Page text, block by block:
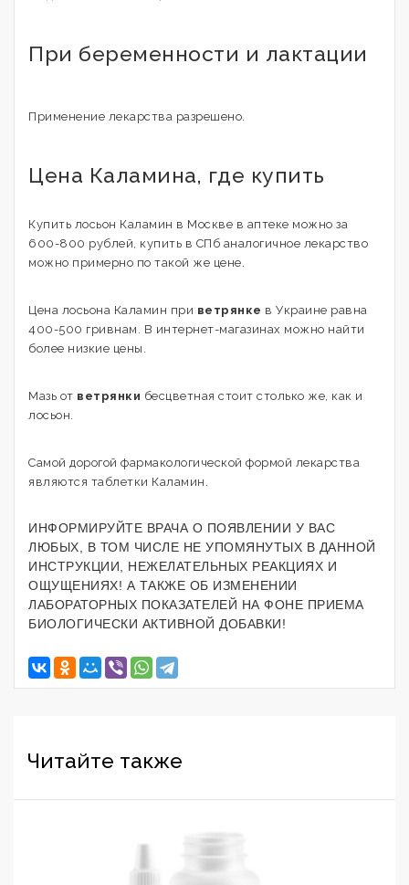
При беременности и лактации
Применение лекарства разрешено.
Цена Каламина, где купить
Купить лосьон Каламин в Москве в аптеке можно за
600-800 рублей, купить в СПб аналогичное лекарство
можно примерно по такой же цене.
Цена лосьона Каламин при ветрянке в Украине равна
400-500 гривнам. В интернет-магазинах можно найти
более низкие цены.
Мазь от ветрянки бесцветная стоит столько же, как и
лосьон.
Самой дорогой фармакологической формой лекарства
являются таблетки Каламин.
ИНФОРМИРУЙТЕ ВРАЧА О ПОЯВЛЕНИИ У ВАС
ЛЮБЫХ, В ТОМ ЧИСЛЕ НЕ УПОМЯНУТЫХ В ДАННОЙ
ИНСТРУКЦИИ, НЕЖЕЛАТЕЛЬНЫХ РЕАКЦИЯХ И
ОЩУЩЕНИЯХ! А ТАКЖЕ ОБ ИЗМЕНЕНИИ
ЛАБОРАТОРНЫХ ПОКАЗАТЕЛЕЙ НА ФОНЕ ПРИЕМА
БИОЛОГИЧЕСКИ АКТИВНОЙ ДОБАВКИ!
Читайте также